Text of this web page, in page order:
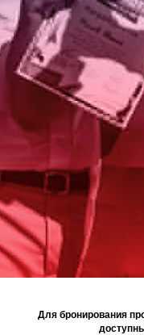
Для бронирования